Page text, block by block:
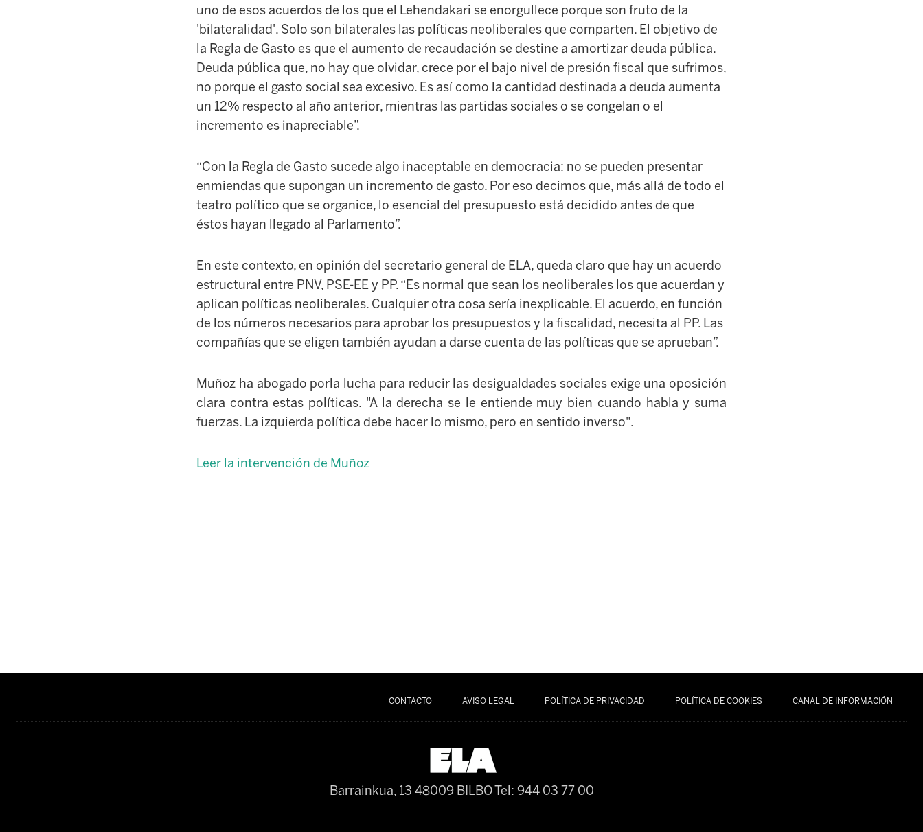
uno de esos acuerdos de los que el Lehendakari se enorgullece porque son fruto de la
'bilateralidad'. Solo son bilaterales las políticas neoliberales que comparten. El objetivo de
la Regla de Gasto es que el aumento de recaudación se destine a amortizar deuda pública.
Deuda pública que, no hay que olvidar, crece por el bajo nivel de presión fiscal que sufrimos,
no porque el gasto social sea excesivo. Es así como la cantidad destinada a deuda aumenta
un 12% respecto al año anterior, mientras las partidas sociales o se congelan o el
incremento es inapreciable”.
“Con la Regla de Gasto sucede algo inaceptable en democracia: no se pueden presentar
enmiendas que supongan un incremento de gasto. Por eso decimos que, más allá de todo el
teatro político que se organice, lo esencial del presupuesto está decidido antes de que
éstos hayan llegado al Parlamento”.
En este contexto, en opinión del secretario general de ELA, queda claro que hay un acuerdo
estructural entre PNV, PSE-EE y PP. “Es normal que sean los neoliberales los que acuerdan y
aplican políticas neoliberales. Cualquier otra cosa sería inexplicable. El acuerdo, en función
de los números necesarios para aprobar los presupuestos y la fiscalidad, necesita al PP. Las
compañías que se eligen también ayudan a darse cuenta de las políticas que se aprueban”.
Muñoz ha abogado por la lucha para reducir las desigualdades sociales exige una oposición
clara contra estas políticas. "A la derecha se le entiende muy bien cuando habla y suma
fuerzas. La izquierda política debe hacer lo mismo, pero en sentido inverso".
Leer la intervención de Muñoz
CONTACTO AVISO LEGAL POLÍTICA DE PRIVACIDAD POLÍTICA DE COOKIES CANAL DE INFORMACIÓN
Barrainkua, 13 48009 BILBOTel: 944 03 77 00